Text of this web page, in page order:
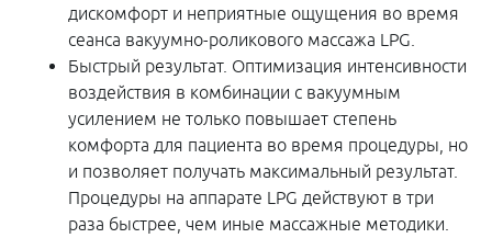
дискомфорт и неприятные ощущения во время
сеанса вакуумно-роликового массажа LPG.
Быстрый результат. Оптимизация интенсивности
воздействия в комбинации с вакуумным
усилением не только повышает степень
комфорта для пациента во время процедуры, но
и позволяет получать максимальный результат.
Процедуры на аппарате LPG действуют в три
раза быстрее, чем иные массажные методики.